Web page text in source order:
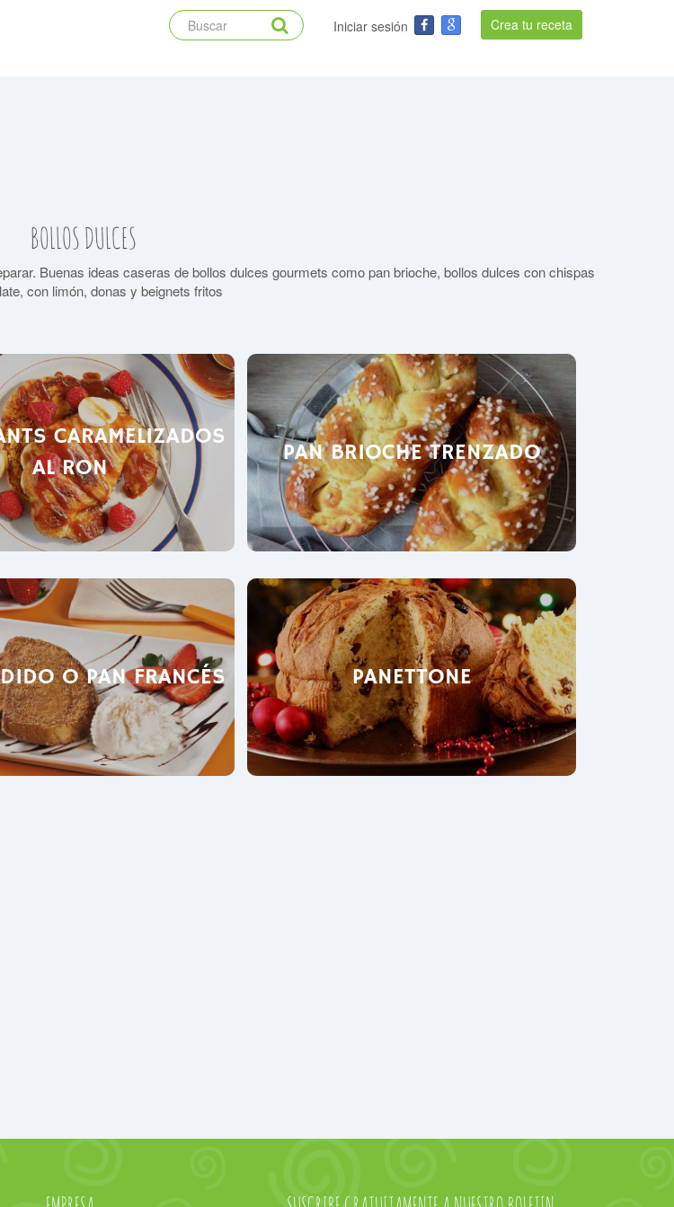
Crea tu receta
Iniciar sesión
BOLLOS DULCES
Buenas ideas caseras de bollos dulces gourmets como pan brioche, bollos dulces con chispas
con limón, donas y beignets fritos
CARAMELIZADOS
AL RON
PAN BRIOCHE TRENZADO
O PAN FRANCÉS PANETTONE